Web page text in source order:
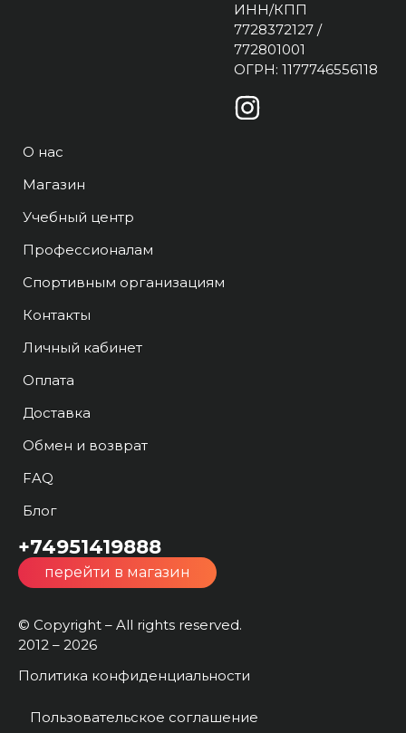
ИНН/КПП
7728372127 /
772801001
ОГРН: 1177746556118
О нас
Магазин
Учебный центр
Профессионалам
Спортивным организациям
Контакты
Личный кабинет
Оплата
Доставка
Обмен и возврат
FAQ
Блог
+74951419888
перейти в магазин
© Copyright – All rights reserved.
2012 – 2026
Политика конфиденциальности
Пользовательское соглашение